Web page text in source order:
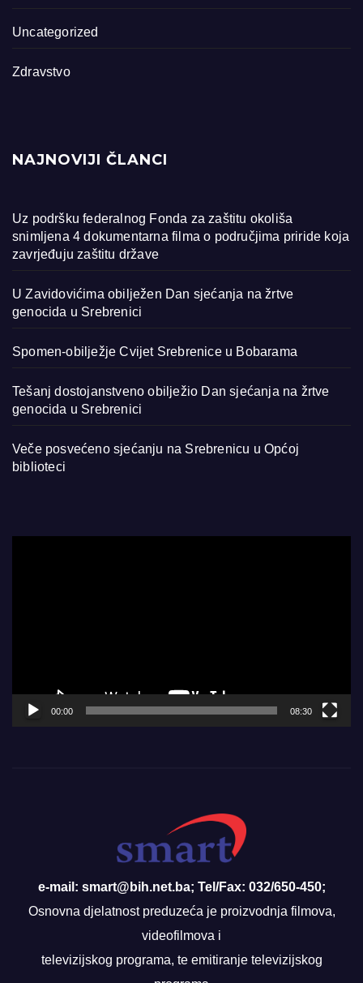
Uncategorized
Zdravstvo
NAJNOVIJI ČLANCI
Uz podršku federalnog Fonda za zaštitu okoliša
snimljena 4 dokumentarna filma o područjima priride koja
zavrjeđuju zaštitu države
U Zavidovićima obilježen Dan sjećanja na žrtve
genocida u Srebrenici
Spomen-obilježje Cvijet Srebrenice u Bobarama
Tešanj dostojanstveno obilježio Dan sjećanja na žrtve
genocida u Srebrenici
Veče posvećeno sjećanju na Srebrenicu u Općoj
biblioteci
00:00 08:30
e-mail: smart@bih.net.ba; Tel/Fax: 032/650-450;
Osnovna djelatnost preduzeća je proizvodnja filmova,
videofilmova i
televizijskog programa, te emitiranje televizijskog